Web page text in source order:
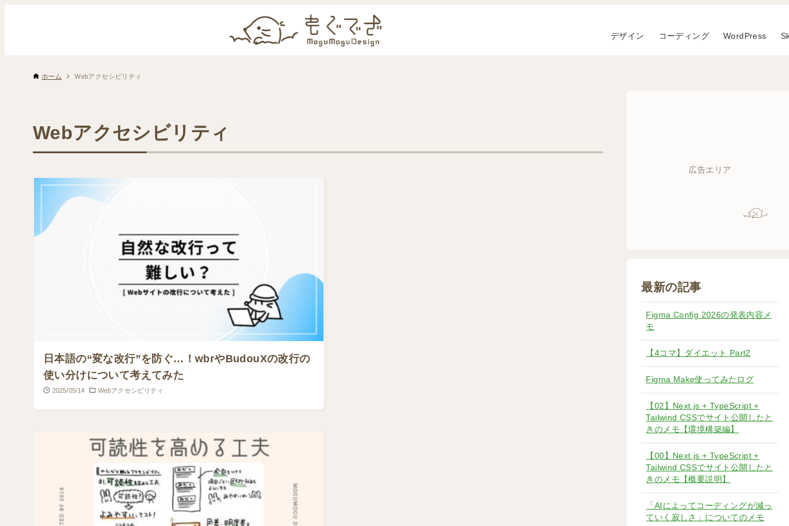
デザイン コーディング WordPress
ホーム Webアクセシビリティ
Webアクセシビリティ
日本語の“変な改行”を防ぐ…！wbrやBudouXの改行の
使い分けについて考えてみた
2025/05/14 Webアクセシビリティ
最新の記事
Figma Config 2026の発表内容メ
モ
【4コマ】ダイエット Part2
Figma Make使ってみたログ
【02】Next.js + TypeScript +
Tailwind CSSでサイト公開したと
きのメモ【環境構築編】
【00】Next.js + TypeScript +
Tailwind CSSでサイト公開したと
きのメモ【概要説明】
「AIによってコーディングが減っ
ていく寂しさ」についてのメモ